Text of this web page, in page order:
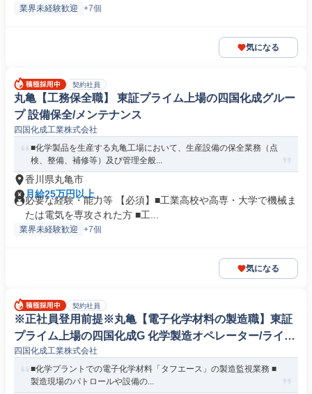
業界未経験歓迎 +7個
気になる
契約社員
丸亀【工務保全職】 東証プライム上場の四国化成グルー
プ 設備保全/メンテナンス
四国化成工業株式会社
■化学製品を生産する丸亀工場において、生産設備の保全業務（点
検、整備、補修等）及び管理全般...
香川県丸亀市
月給25万円以上
必要な経験・能力等 【必須】■工業高校や高専・大学で機械ま
たは電気を専攻された方 ■工...
業界未経験歓迎 +7個
気になる
契約社員
※正社員登用前提※丸亀【電子化学材料の製造職】東証
プライム上場の四国化成G 化学製造オペレーター/ライン
マネージャー
四国化成工業株式会社
■化学プラントでの電子化学材料「タフエース」の製造監視業務 ■
製造現場のパトロールや設備の...